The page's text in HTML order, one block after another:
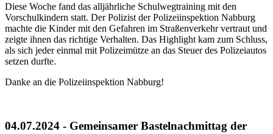
Diese Woche fand das alljährliche Schulwegtraining mit den
Vorschulkindern statt. Der Polizist der Polizeiinspektion Nabburg
machte die Kinder mit den Gefahren im Straßenverkehr vertraut und
zeigte ihnen das richtige Verhalten. Das Highlight kam zum Schluss,
als sich jeder einmal mit Polizeimütze an das Steuer des Polizeiautos
setzen durfte.
Danke an die Polizeiinspektion Nabburg!
04.07.2024 - Gemeinsamer Bastelnachmittag der